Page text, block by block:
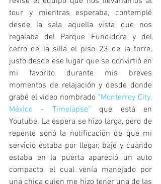
tour y mientras esperaba, contemplé
desde la sala aquella vista que nos
regalaba del Parque Fundidora y del
cerro de la silla el piso 23 de la torre,
justo desde ese lugar que se convirtió en
mi favorito durante mis breves
momentos de relajación y desde donde
grabé el video nombrado “Monterrey City,
México - Timelapse” que está en
Youtube. La espera se hizo larga, pero de
repente sonó la notificación de que mi
servicio estaba por llegar, bajé y cuando
estaba en la puerta apareció un auto
compacto, el cual venía manejado por